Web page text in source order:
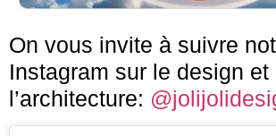
On vous invite à suivre
Instagram sur le design et
l’architecture: